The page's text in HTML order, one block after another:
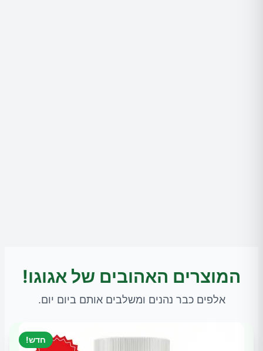
המוצרים האהובים של אגוגו!
אלפים כבר נהנים ומשלבים אותם ביום יום.
חדש!